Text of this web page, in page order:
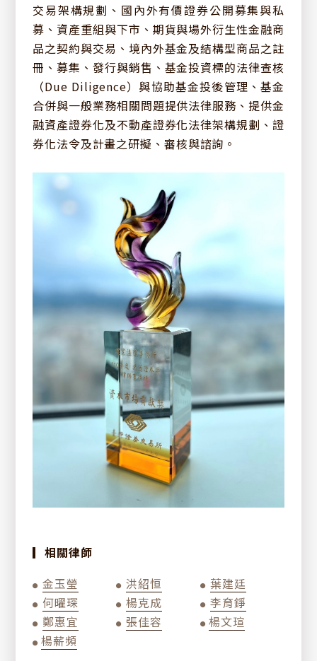
關於建業
創辦人
歷史沿革
經營理念
服務項目
專業團隊
全部分類
訊息發表
新聞報導
公告訊息
法律情報
ESG專區
聯絡我們
交易架構規劃、國內外有價證券公開募集與私
募、資產重組與下市、期貨與場外衍生性金融商
品之契約與交易、境內外基金及結構型商品之註
冊、募集、發行與銷售、基金投資標的法律查核
（Due Diligence）與協助基金投後管理、基金
合併與一般業務相關問題提供法律服務、提供金
融資產證券化及不動產證券化法律架構規劃、證
券化法令及計畫之研擬、審核與諮詢。
▎相關律師
● 金玉瑩 ● 洪紹恒 ● 葉建廷
● 何曜琛 ● 楊克成 ● 李育錚
● 鄭惠宜 ● 張佳容 ● 楊文瑄
● 楊薪頻